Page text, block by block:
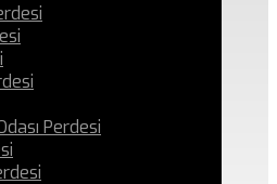
Perdesi